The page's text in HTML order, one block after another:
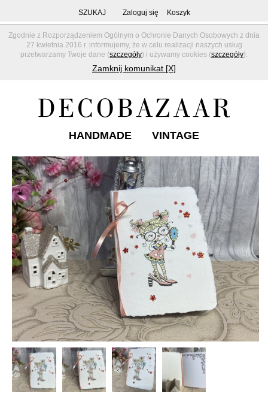
Zgodnie z Rozporządzeniem Ogólnym o Ochronie Danych Osobowych z dnia
27 kwietnia 2016 r. informujemy, że w celu realizacji naszych usług
przetwarzamy Twoje dane (szczegóły) i używamy cookies (szczegóły).
Zamknij komunikat [X]
SZUKAJ Zaloguj się Koszyk
HANDMADE VINTAGE